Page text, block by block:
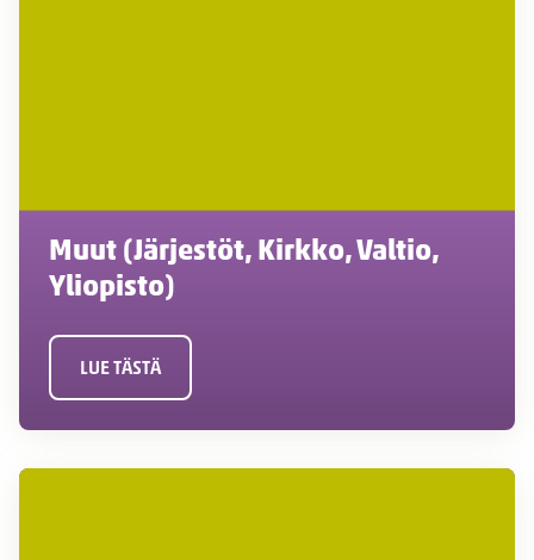
Muut (Järjestöt, Kirkko, Valtio,
Yliopisto)
LUE TÄSTÄ